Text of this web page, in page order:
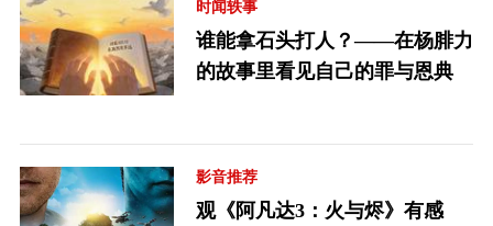
时闻轶事
谁能拿石头打人？——在杨腓力
的故事里看见自己的罪与恩典
影音推荐
观《阿凡达3：火与烬》有感